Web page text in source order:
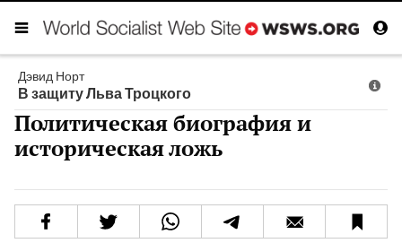
Дэвид Норт
В защиту Льва Троцкого
Политическая биография и
историческая ложь